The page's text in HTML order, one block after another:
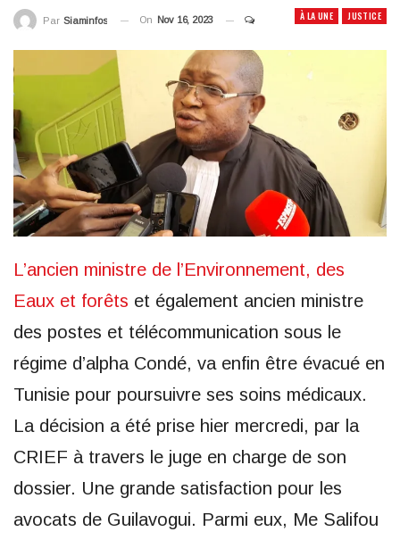
À LA UNE JUSTICE
Par Siaminfos On Nov 16, 2023
L’ancien ministre de l’Environnement, des
Eaux et forêts et également ancien ministre
des postes et télécommunication sous le
régime d’alpha Condé, va enfin être évacué en
Tunisie pour poursuivre ses soins médicaux.
La décision a été prise hier mercredi, par la
CRIEF à travers le juge en charge de son
dossier. Une grande satisfaction pour les
avocats de Guilavogui. Parmi eux, Me Salifou